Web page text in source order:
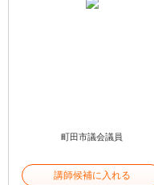
町田市議会議員
講師候補に入れる